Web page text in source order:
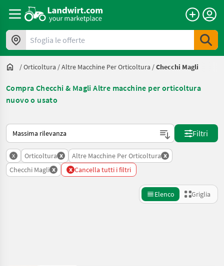
Sfoglia le offerte
/Orticoltura /Altre Macchine Per Orticoltura /Checchi Magli
Compra Checchi & Magli Altre macchine per orticoltura
nuovo o usato
Ecco come viene ordinato su Landwirt.com
Filtri
x Orticoltura x Altre Macchine Per Orticoltura x
Checchi Magli x x Cancella tutti i filtri
Elenco Griglia